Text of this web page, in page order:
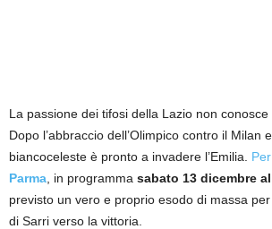
La passione dei tifosi della Lazio non conosce
Dopo l’abbraccio dell’Olimpico contro il Milan
biancoceleste è pronto a invadere l’Emilia.
Parma , in programma sabato 13 dicembre
previsto un vero e proprio esodo di massa
di Sarri verso la vittoria.